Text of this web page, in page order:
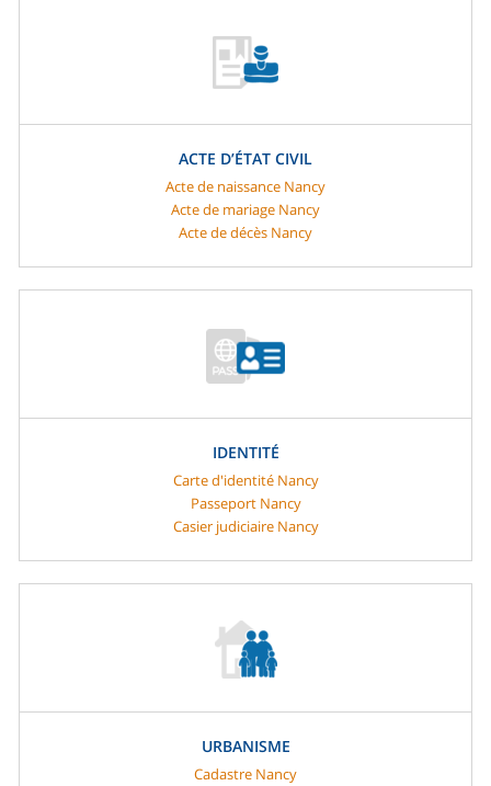
ACTE D’ÉTAT CIVIL
Acte de naissance Nancy
Acte de mariage Nancy
Acte de décès Nancy
IDENTITÉ
Carte d'identité Nancy
Passeport Nancy
Casier judiciaire Nancy
URBANISME
Cadastre Nancy